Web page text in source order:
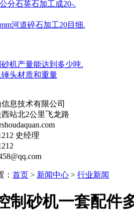
分石英石加工成20-.
河道碎石加工20目细.
机产量能达到多少吨.
头材质和重量
息技术有限公司
站北2公里飞龙路
史经理
： 首页 > 新闻中心 > 行业新闻
制砂机一套配件